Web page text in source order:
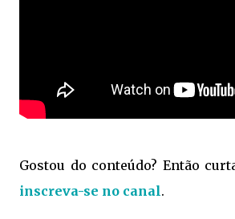
Gostou do conteúdo? Então
inscreva-se no canal.